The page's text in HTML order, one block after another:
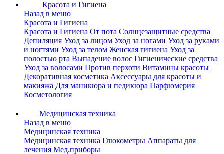
Красота и Гигиена
Назад в меню
Красота и Гигиена
Красота и Гигиена От пота Солнцезащитные средства
Депиляция Уход за лицом Уход за ногами Уход за руками
и ногтями Уход за телом Женская гигиена Уход за
полостью рта Выпадение волос Гигиенические средства
Уход за волосами Против перхоти Витамины красоты
Декоративная косметика Аксессуары для красоты и
макияжа Для маникюра и педикюра Парфюмерия
Косметология
Медицинская техника
Назад в меню
Медицинская техника
Медицинская техника Глюкометры Аппараты для
лечения Мед.приборы